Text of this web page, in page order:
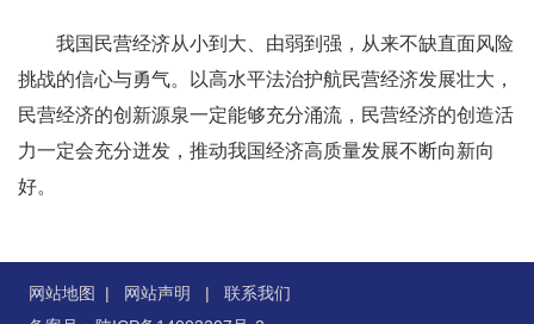
我国民营经济从小到大、由弱到强，从来不缺直面风险
挑战的信心与勇气。以高水平法治护航民营经济发展壮大，
民营经济的创新源泉一定能够充分涌流，民营经济的创造活
力一定会充分迸发，推动我国经济高质量发展不断向新向
好。
网站地图 | 网站声明 | 联系我们